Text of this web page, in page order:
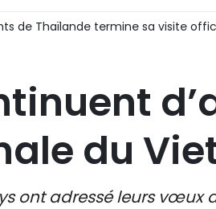
To Lam en Australie devrait
du
ont adressé leurs vœux